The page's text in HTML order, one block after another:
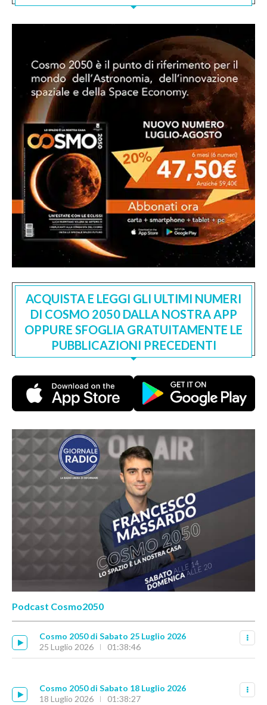
ACQUISTA E LEGGI GLI ULTIMI NUMERI
DI COSMO 2050 DALLA NOSTRA APP
OPPURE SFOGLIA GRATUITAMENTE LE
PUBBLICAZIONI PRECEDENTI
Podcast Cosmo2050
Cosmo 2050 di Sabato 25 Luglio 2026
25 Luglio 2026
01:38:46
Cosmo 2050 di Sabato 18 Luglio 2026
18 Luglio 2026
01:38:27